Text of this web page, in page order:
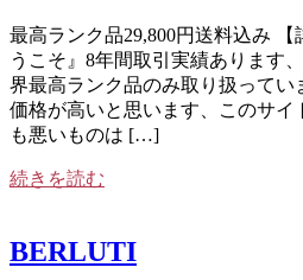
最高ランク品29,800円送料込み 【
うこそ』8年間取引実績あります
界最高ランク品のみ取り扱ってい
価格が高いと思います、このサ
も悪いものは […]
続きを読む
BERLUTI